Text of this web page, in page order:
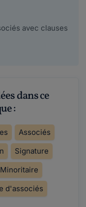
avec clauses
dans ce
:
Associés
Signature
Minoritaire
d'associés